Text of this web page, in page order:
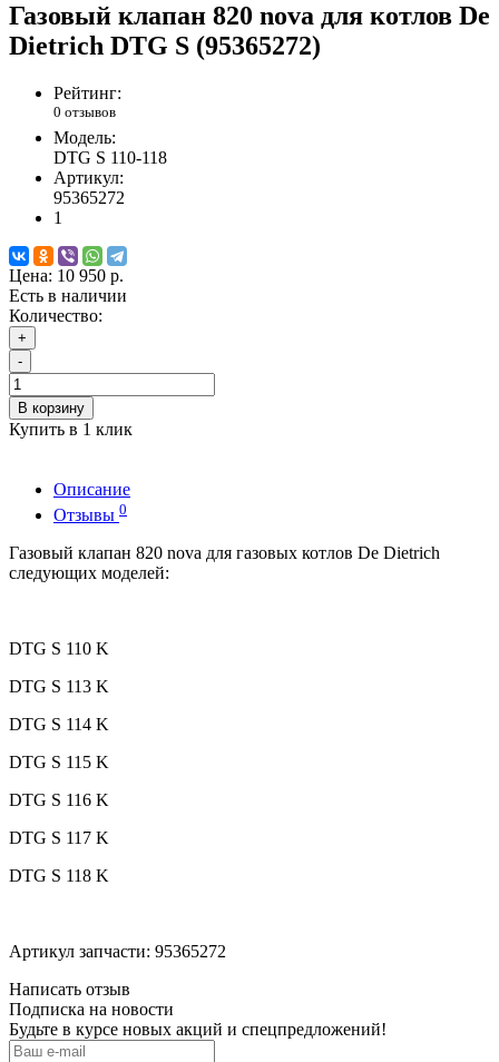
Газовый клапан 820 nova для котлов De
Dietrich DTG S (95365272)
Рейтинг:
0 отзывов
Модель:
DTG S 110-118
Артикул:
95365272
1
Цена: 10 950 р.
Есть в наличии
Количество:
+
-
В корзину
Купить в 1 клик
Описание
Отзывы 0
Газовый клапан 820 nova для газовых котлов De Dietrich
следующих моделей:
DTG S 110 K
DTG S 113 K
DTG S 114 K
DTG S 115 K
DTG S 116 K
DTG S 117 K
DTG S 118 K
Артикул запчасти: 95365272
Написать отзыв
Подписка на новости
Будьте в курсе новых акций и спецпредложений!